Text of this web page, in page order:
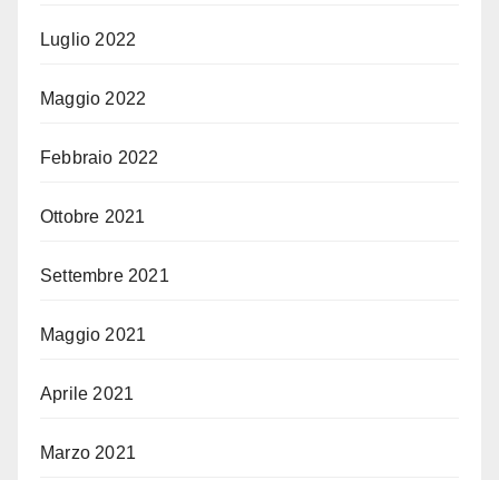
Luglio 2022
Maggio 2022
Febbraio 2022
Ottobre 2021
Settembre 2021
Maggio 2021
Aprile 2021
Marzo 2021